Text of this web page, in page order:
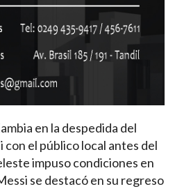
en la despedida del
con el público local antes del
impuso condiciones en
se destacó en su regreso